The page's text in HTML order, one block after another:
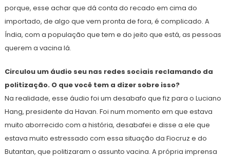
porque, esse achar que dá conta do recado em cima do
importado, de algo que vem pronta de fora, é complicado. A
Índia, com a população que tem e do jeito que está, as pessoas
querem a vacina lá.
Circulou um áudio seu nas redes sociais reclamando da
politização. O que você tem a dizer sobre isso?
Na realidade, esse áudio foi um desabafo que fiz para o Luciano
Hang, presidente da Havan. Foi num momento em que estava
muito aborrecido com a história, desabafei e disse a ele que
estava muito estressado com essa situação da Fiocruz e do
Butantan, que politizaram o assunto vacina. A própria imprensa